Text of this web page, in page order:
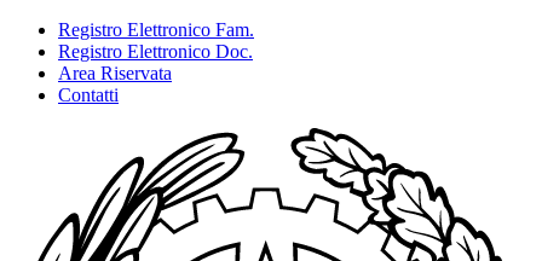
Registro Elettronico Fam.
Registro Elettronico Doc.
Area Riservata
Contatti